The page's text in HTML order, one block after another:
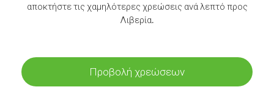
αποκτήστε τις χαμηλότερες χρεώσεις ανά λεπτό προς
Λιβερία.
Προβολή χρεώσεων